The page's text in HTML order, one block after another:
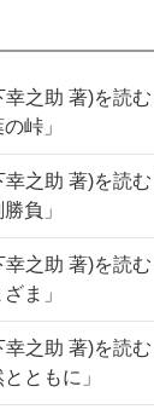
幸之助 著)を読
峠」
幸之助 著)を読
負」
幸之助 著)を読
ま」
幸之助 著)を読
ともに」